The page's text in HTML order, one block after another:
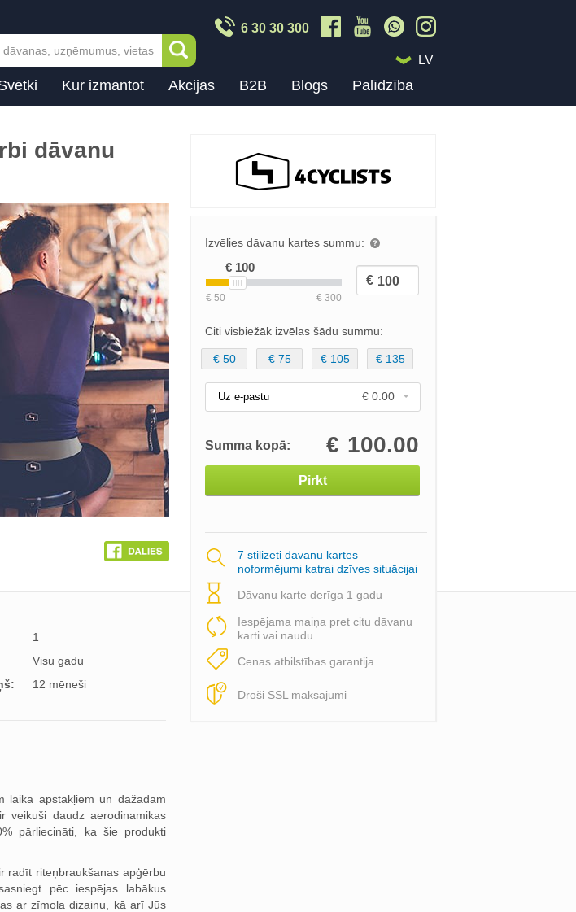
6 30 30 300
LV
Kur izmantot Akcijas B2B Blogs Palīdzība
dāvanu
Izvēlies dāvanu kartes summu:
Citi visbiežāk izvēlas šādu summu:
€ 50 € 75 € 105 € 135
Uz e-pastu € 0.00
Summa kopā: 100.00
€
Pirkt
7 stilizēti dāvanu kartes
noformējumi katrai dzīves situācijai
Dāvanu karte derīga 1 gadu
Iespējama maiņa pret citu dāvanu
karti vai naudu
Cenas atbilstības garantija
Droši SSL maksājumi
1
Visu gadu
12 mēneši
laika apstākļiem un dažādām
veikuši daudz aerodinamikas
pārliecināti, ka šie produkti
radīt riteņbraukšanas apģērbu
pēc iespējas labākus
ar zīmola dizainu, kā arī Jūs